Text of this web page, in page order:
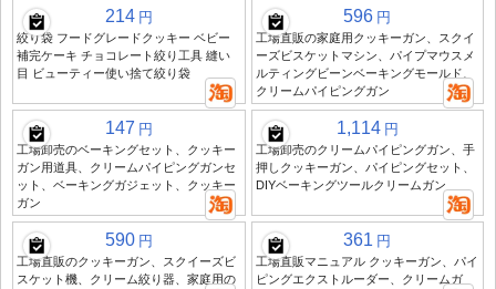
214 円
絞り袋 フードグレードクッキー ベビー
補完ケーキ チョコレート絞り工具 縫い
目 ビューティー使い捨て絞り袋
596 円
工場直販の家庭用クッキーガン、スクイ
ーズビスケットマシン、パイプマウスメ
ルティングビーンベーキングモールド、
クリームパイピングガン
147 円
工場卸売のベーキングセット、クッキー
ガン用道具、クリームパイピングガンセ
ット、ベーキングガジェット、クッキー
ガン
1,114 円
工場卸売のクリームパイピングガン、手
押しクッキーガン、パイピングセット、
DIYベーキングツールクリームガン
590 円
工場直販のクッキーガン、スクイーズビ
スケット機、クリーム絞り器、家庭用の
361 円
工場直販マニュアル クッキーガン、パイ
ピングエクストルーダー、クリームガ